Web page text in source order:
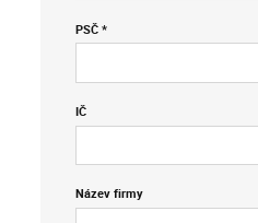
PSČ *
IČ
Název firmy